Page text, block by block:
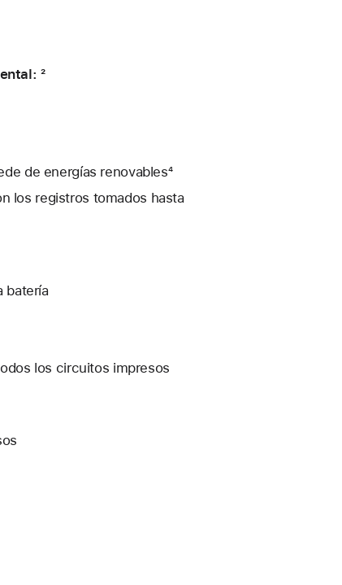
²
de energías renovables⁴
los registros tomados hasta
batería
los circuitos impresos